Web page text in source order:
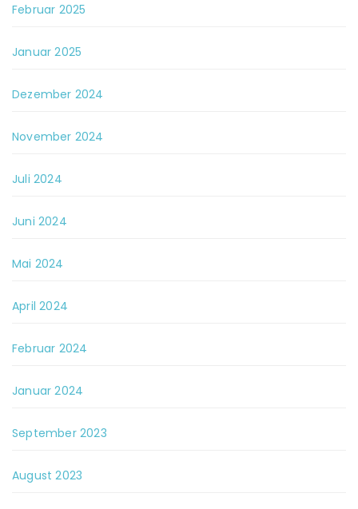
Februar 2025
Januar 2025
Dezember 2024
November 2024
Juli 2024
Juni 2024
Mai 2024
April 2024
Februar 2024
Januar 2024
September 2023
August 2023